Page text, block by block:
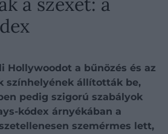
Hollywoodot a bűnözés és az
színhelyének állították be,
pedig szigorú szabályok
kódex árnyékában a
szemérmes lett,